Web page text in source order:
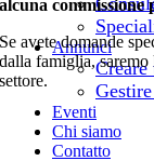
Annunci
Creare
Eventi
Chi siamo
Contatto
alcuna
Se avete domande
dalla famiglia,
settore.